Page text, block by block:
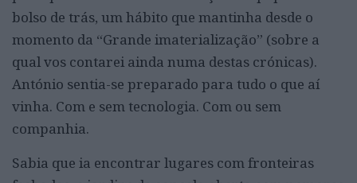
bolso de trás, um hábito que mantinha desde o
momento da “Grande imaterialização” (sobre a
qual vos contarei ainda numa destas crónicas).
António sentia-se preparado para tudo o que aí
vinha. Com e sem tecnologia. Com ou sem
companhia.
Sabia que ia encontrar lugares com fronteiras